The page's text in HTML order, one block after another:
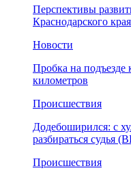
Перспективы
Краснодарского
Новости
Пробка на
километров
Происшествия
Додебоширился: с
разбираться судья
Происшествия